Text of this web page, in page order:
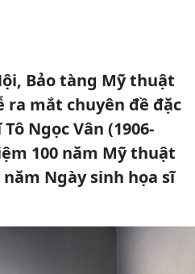
Bảo tàng Mỹ thuật
ra mắt chuyên đề đặc
Ngọc Vân (1906-
100 năm Mỹ thuật
Ngày sinh họa sĩ